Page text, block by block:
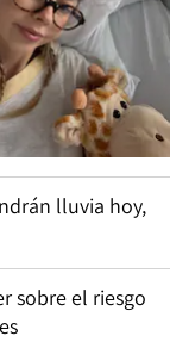
lluvia hoy,
sobre el riesgo